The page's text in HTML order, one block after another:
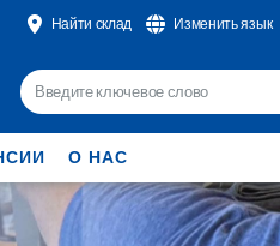
Найти склад Изменить язык
О НАС